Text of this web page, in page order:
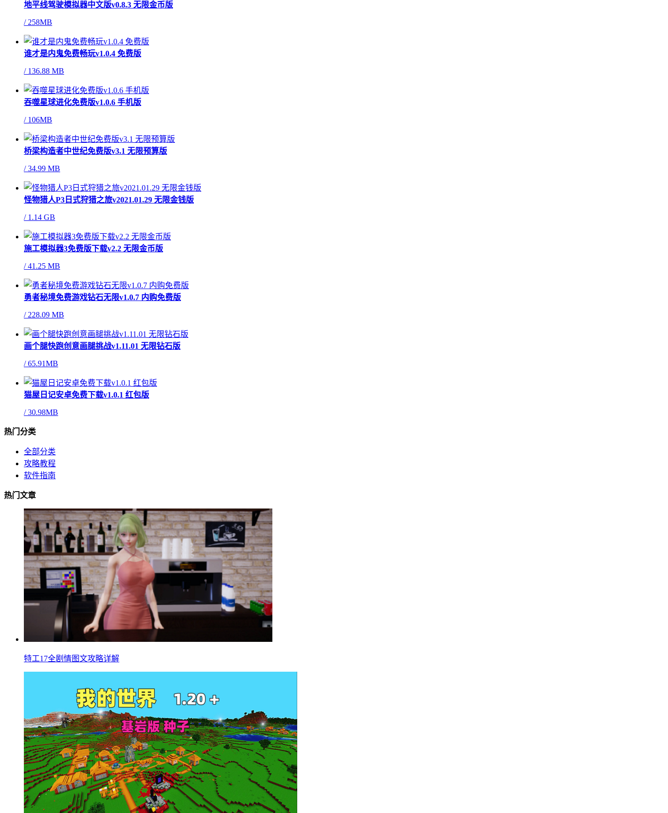
地平线驾驶模拟器中文版v0.8.3 无限金币版
/258MB
谁才是内鬼免费畅玩v1.0.4 免费版
/136.88 MB
吞噬星球进化免费版v1.0.6 手机版
/106MB
桥梁构造者中世纪免费版v3.1 无限预算版
/34.99 MB
怪物猎人P3日式狩猎之旅v2021.01.29 无限金钱版
/1.14 GB
施工模拟器3免费版下载v2.2 无限金币版
/41.25 MB
勇者秘境免费游戏钻石无限v1.0.7 内购免费版
/228.09 MB
画个腿快跑创意画腿挑战v1.11.01 无限钻石版
/65.91MB
猫屋日记安卓免费下载v1.0.1 红包版
/30.98MB
热门分类
全部分类
攻略教程
软件指南
热门文章
特工17全剧情图文攻略详解